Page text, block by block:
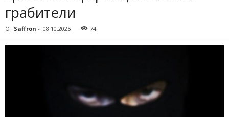
грабители
От Saffron - 08.10.2025 74